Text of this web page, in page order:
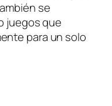
se
juegos que
para un solo